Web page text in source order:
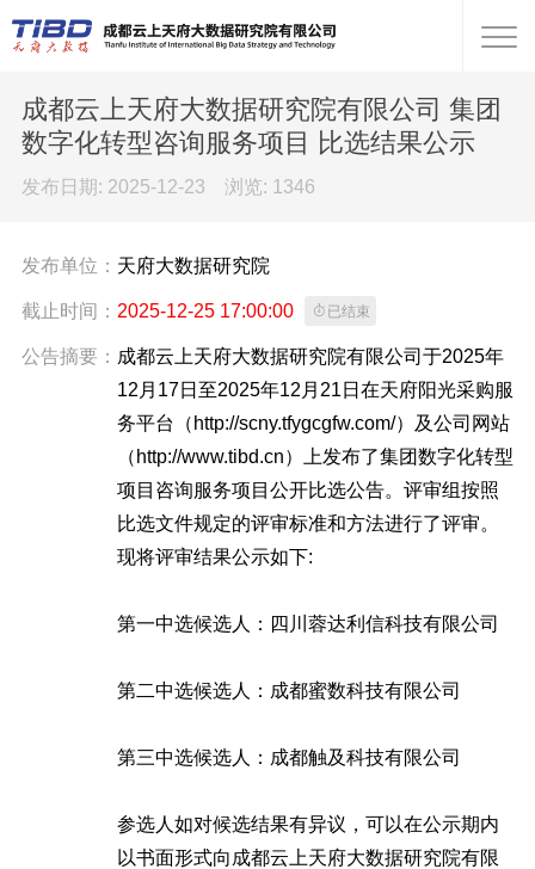
成都云上天府大数据研究院有限公司 集团
数字化转型咨询服务项目 比选结果公示
发布日期: 2025-12-23 浏览: 1346
发布单位： 天府大数据研究院
截止时间： 2025-12-25 17:00:00  已结束
公告摘要： 成都云上天府大数据研究院有限公司于2025年
12月17日至2025年12月21日在天府阳光采购服
务平台（http://scny.tfygcgfw.com/）及公司网站
（http://www.tibd.cn）上发布了集团数字化转型
项目咨询服务项目公开比选公告。评审组按照
比选文件规定的评审标准和方法进行了评审。
现将评审结果公示如下:
第一中选候选人：四川蓉达利信科技有限公司
第二中选候选人：成都蜜数科技有限公司
第三中选候选人：成都触及科技有限公司
参选人如对候选结果有异议，可以在公示期内
以书面形式向成都云上天府大数据研究院有限